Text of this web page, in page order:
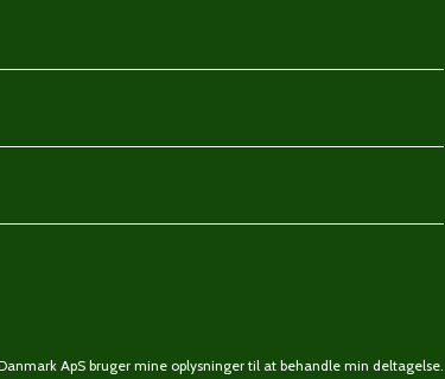
ApS bruger mine oplysninger til at behandle min deltagelse.